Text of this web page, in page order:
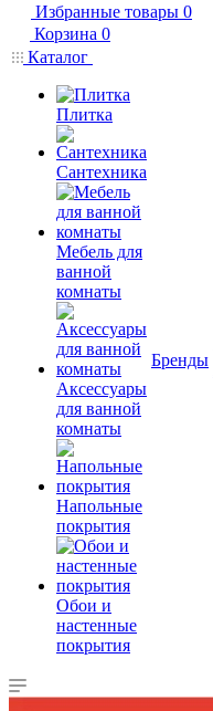
Избранные товары 0
Корзина 0
Каталог
Плитка
Сантехника
Мебель для
ванной
комнаты
Аксессуары
для ванной
комнаты
Напольные
покрытия
Обои и
настенные
покрытия
Бренды